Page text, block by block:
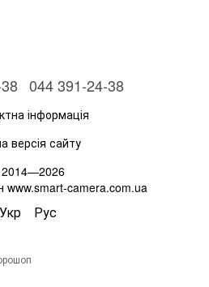
044 391-24-38
інформація
версія сайту
www.smart-camera.com.ua
Укр Рус